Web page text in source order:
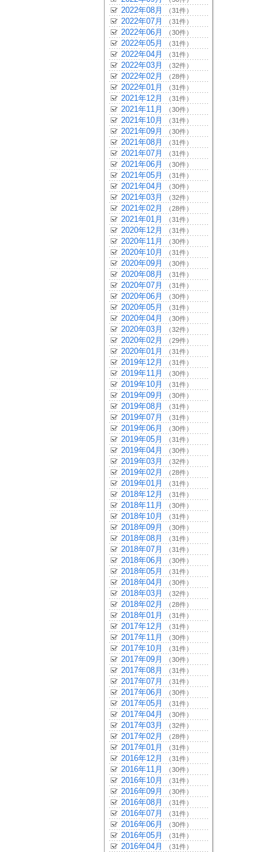
2022年08月 （31件）
2022年07月 （31件）
2022年06月 （30件）
2022年05月 （31件）
2022年04月 （31件）
2022年03月 （32件）
2022年02月 （28件）
2022年01月 （31件）
2021年12月 （31件）
2021年11月 （30件）
2021年10月 （31件）
2021年09月 （30件）
2021年08月 （31件）
2021年07月 （31件）
2021年06月 （30件）
2021年05月 （31件）
2021年04月 （30件）
2021年03月 （32件）
2021年02月 （28件）
2021年01月 （31件）
2020年12月 （31件）
2020年11月 （30件）
2020年10月 （31件）
2020年09月 （30件）
2020年08月 （31件）
2020年07月 （31件）
2020年06月 （30件）
2020年05月 （31件）
2020年04月 （30件）
2020年03月 （32件）
2020年02月 （29件）
2020年01月 （31件）
2019年12月 （31件）
2019年11月 （30件）
2019年10月 （31件）
2019年09月 （30件）
2019年08月 （31件）
2019年07月 （31件）
2019年06月 （30件）
2019年05月 （31件）
2019年04月 （30件）
2019年03月 （32件）
2019年02月 （28件）
2019年01月 （31件）
2018年12月 （31件）
2018年11月 （30件）
2018年10月 （31件）
2018年09月 （30件）
2018年08月 （31件）
2018年07月 （31件）
2018年06月 （30件）
2018年05月 （31件）
2018年04月 （30件）
2018年03月 （32件）
2018年02月 （28件）
2018年01月 （31件）
2017年12月 （31件）
2017年11月 （30件）
2017年10月 （31件）
2017年09月 （30件）
2017年08月 （31件）
2017年07月 （31件）
2017年06月 （30件）
2017年05月 （31件）
2017年04月 （30件）
2017年03月 （32件）
2017年02月 （28件）
2017年01月 （31件）
2016年12月 （31件）
2016年11月 （30件）
2016年10月 （31件）
2016年09月 （30件）
2016年08月 （31件）
2016年07月 （31件）
2016年06月 （30件）
2016年05月 （31件）
2016年04月 （31件）